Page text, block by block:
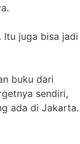
Itu juga bisa jadi
buku dari
sendiri,
ada di Jakarta.